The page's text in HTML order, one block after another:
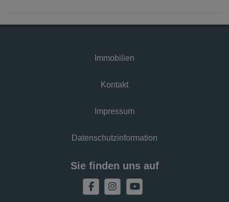
Immobilien
Kontakt
Impressum
Datenschutzinformation
Sie finden uns auf